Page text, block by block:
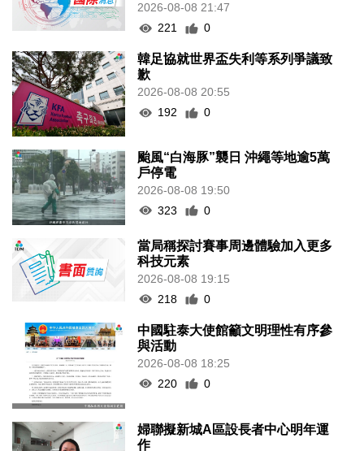
2026-08-08 21:47
221
0
韓足協就世界盃失利等系列爭議致
歉
2026-08-08 20:55
192
0
颱風“白海豚”襲日 沖繩等地逾5萬
戶停電
2026-08-08 19:50
323
0
當局稱探討賽事周邊體驗加入更多
科技元素
2026-08-08 19:15
218
0
中國駐泰大使館籲文明理性有序參
與活動
2026-08-08 18:25
220
0
婦聯擬新城A區設長者中心明年運
作